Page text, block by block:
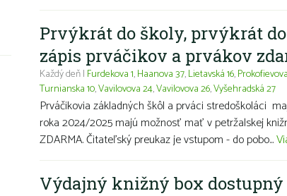
Prvýkrát do školy, prvýkrát
zápis prváčikov a prvákov
Každý deň | Furdekova 1,Haanova 37,Lietavská 16,
Turnianska 10,Vavilovova 24,Vavilovova 26,Vyšehradská 27
Prváčikovia základných škôl a prváci stredoškoláci
roka 2024/2025 majú možnosť mať v petržalskej
ZDARMA. Čitateľský preukaz je vstupom - do pobo...
Výdajný knižný box dostupný